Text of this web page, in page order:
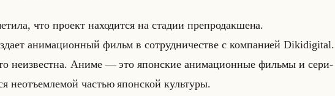
что про­ект на­хо­дит­ся на ста­дии пре­про­дак­ше­на.
ани­ма­ци­он­ный фильм в со­труд­ни­че­стве с ком­па­ни­ей Dikidigital.
неиз­вест­на. Аниме — это япон­ские ани­ма­ци­он­ные фильмы и се­ри­
неотъем­ле­мой ча­стью япон­ской культу­ры.